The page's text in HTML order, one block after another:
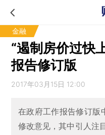
金融
“遏制房价过快
报告修订版
2017年03月15日 12:00
在政府工作报告修订版
修改意见，其中引人注